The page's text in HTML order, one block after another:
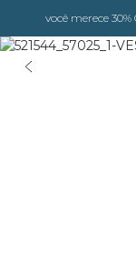
você merece